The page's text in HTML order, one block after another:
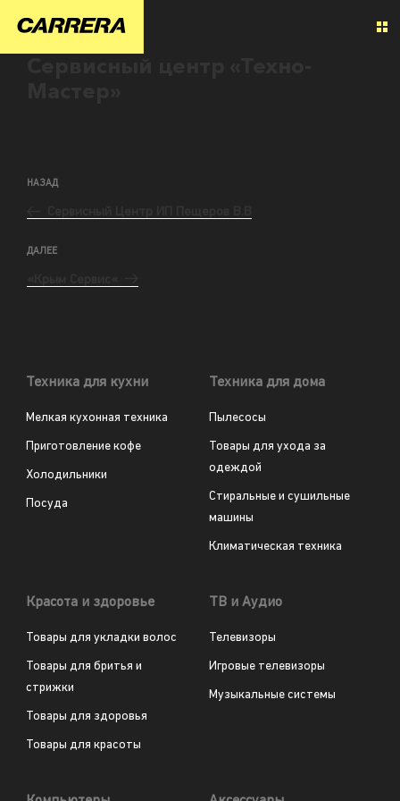
НАЗАД
ДАЛЕЕ
Техника для кухни
Мелкая кухонная техника
Приготовление кофе
Холодильники
Посуда
Техника для дома
Пылесосы
Товары для ухода за
одеждой
Стиральные и сушильные
машины
Климатическая техника
Красота и здоровье
Товары для укладки волос
Товары для бритья и
стрижки
Товары для здоровья
Товары для красоты
ТВ и Аудио
Телевизоры
Игровые телевизоры
Музыкальные системы